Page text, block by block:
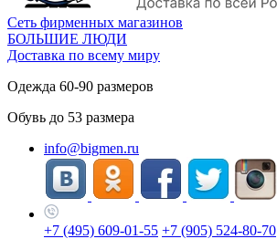
Сеть фирменных магазинов
БОЛЬШИЕ ЛЮДИ
Доставка по всему миру
Одежда 60-90 размеров
Обувь до 53 размера
info@bigmen.ru
+7 (495) 609-01-55 +7 (905) 524-80-70